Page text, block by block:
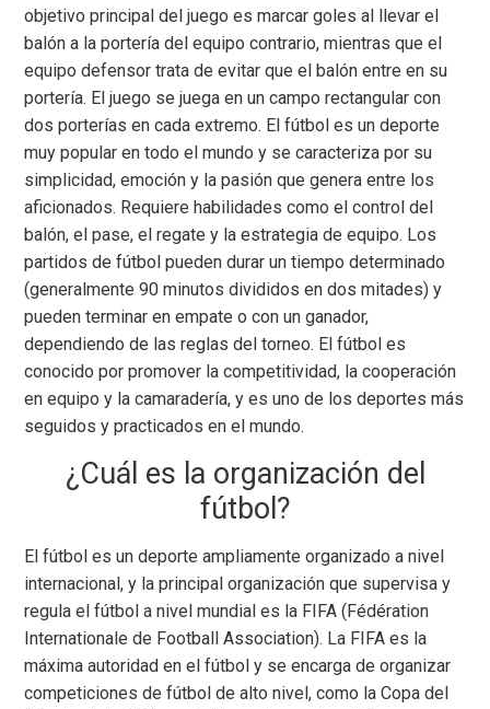
objetivo principal del juego es marcar goles al llevar el
balón a la portería del equipo contrario, mientras que el
equipo defensor trata de evitar que el balón entre en su
portería. El juego se juega en un campo rectangular con
dos porterías en cada extremo. El fútbol es un deporte
muy popular en todo el mundo y se caracteriza por su
simplicidad, emoción y la pasión que genera entre los
aficionados. Requiere habilidades como el control del
balón, el pase, el regate y la estrategia de equipo. Los
partidos de fútbol pueden durar un tiempo determinado
(generalmente 90 minutos divididos en dos mitades) y
pueden terminar en empate o con un ganador,
dependiendo de las reglas del torneo. El fútbol es
conocido por promover la competitividad, la cooperación
en equipo y la camaradería, y es uno de los deportes más
seguidos y practicados en el mundo.
¿Cuál es la organización del
fútbol?
El fútbol es un deporte ampliamente organizado a nivel
internacional, y la principal organización que supervisa y
regula el fútbol a nivel mundial es la FIFA (Fédération
Internationale de Football Association). La FIFA es la
máxima autoridad en el fútbol y se encarga de organizar
competiciones de fútbol de alto nivel, como la Copa del